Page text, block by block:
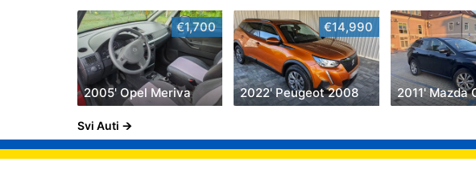
€1,700
2005' Opel Meriva
€14,990
2022' Peugeot 2008 2011' Mazda
Svi Auti